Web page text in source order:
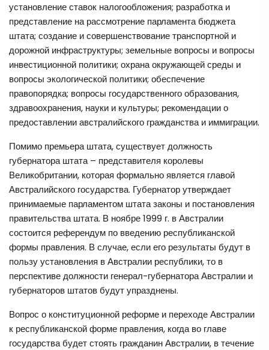
установление ставок налогообложения; разработка и
представление на рассмотрение парламента бюджета
штата; создание и совершенствование транспортной и
дорожной инфраструктуры; земельные вопросы и вопросы
инвестиционной политики; охрана окружающей среды и
вопросы экологической политики; обеспечение
правопорядка; вопросы государственного образования,
здравоохранения, науки и культуры; рекомендации о
предоставлении австралийского гражданства и иммиграции.
Помимо премьера штата, существует должность
губернатора штата – представителя королевы
Великобритании, которая формально является главой
Австралийского государства. Губернатор утверждает
принимаемые парламентом штата законы и постановления
правительства штата. В ноябре 1999 г. в Австралии
состоится референдум по введению республиканской
формы правления. В случае, если его результаты будут в
пользу установления в Австралии республики, то в
перспективе должности генерал-губернатора Австралии и
губернаторов штатов будут упразднены.
Вопрос о конституционной реформе и переходе Австралии
к республиканской форме правления, когда во главе
государства будет стоять гражданин Австралии, в течение